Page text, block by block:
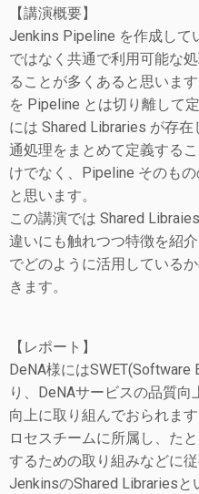
【講演概要】
Jenkins Pipeline を作成して
ではなく共通で利用可能な
ることが多くあると思いま
を Pipeline とは切り離して
には Shared Libraries が存
通処理をまとめて定義する
けでなく、Pipeline そのも
と思います。
この講演では Shared
違いにも触れつつ特徴を紹
でどのように活用している
きます。
【レポート】
DeNA様にはSWET(Software
り、DeNAサービスの品質
向上に取り組んでおられま
ロセスチームに所属し、た
するための取り組みなどに
JenkinsのShared Libraries